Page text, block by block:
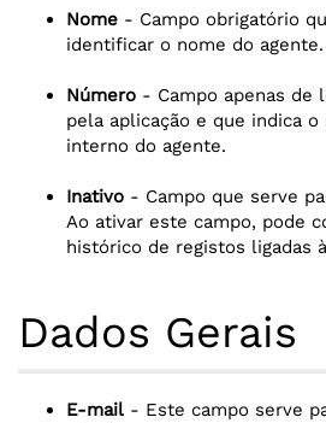
Nome - Campo obrigatório
identificar o nome do agente.
Número - Campo apenas de
pela aplicação e que indica
interno do agente.
Inativo - Campo que serve
Ao ativar este campo, pode
histórico de registos ligadas
Dados Gerais
E-mail - Este campo serve